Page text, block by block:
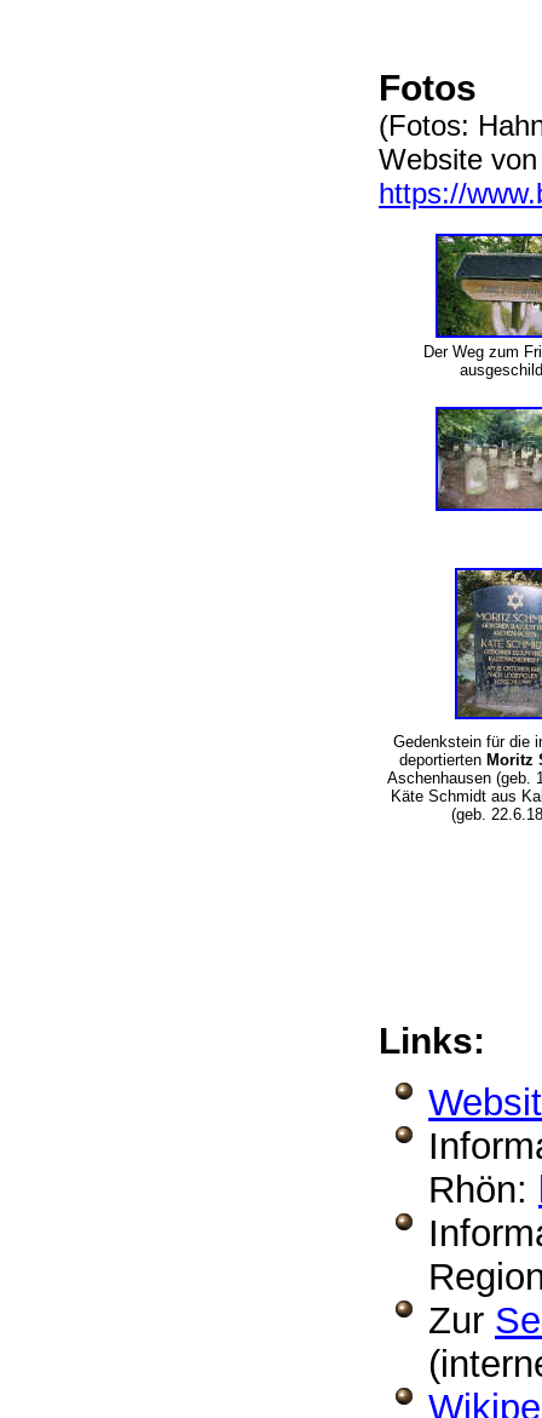
Fotos
(Fotos:
Website
https://
Der Weg zum
Gedenkstein für die
deportierten Moritz
Aschenhausen (geb.
Käte Schmidt aus
(geb.
Links:
Rhön:
Zur